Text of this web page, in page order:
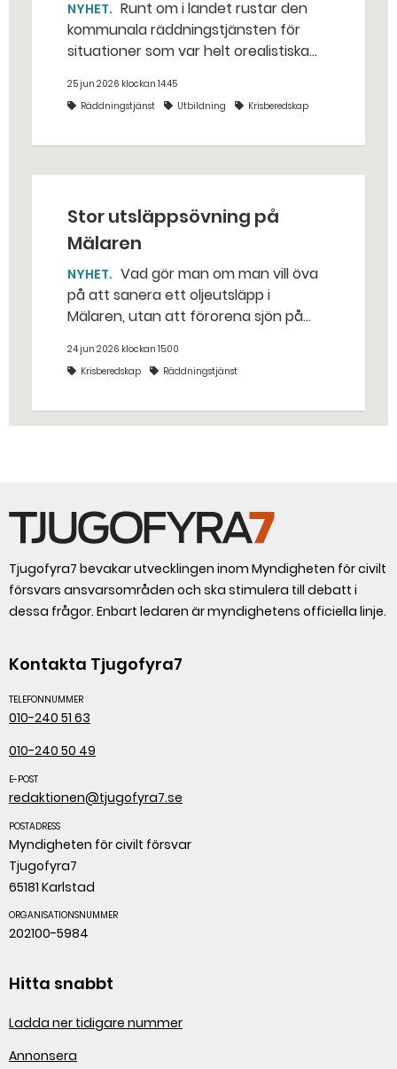
NYHET
kommunala räddningstjänsten för
situationer som var helt orealistiska
bakhåll, utspridda granater och hot
från livsfarliga drönare i det
25 jun 2026 klockan 14:45
Räddningstjänst
Utbildning Krisberedskap
Stor utsläppsövning på
Mälaren
NYHET
på att sanera ett oljeutsläpp i
Mälaren, utan att förorena sjön på
stället. Det gjorde räddningstjänsten i
Eskilstuna – tio kubikmeter närmare
24 jun 2026 klockan 15:00
Krisberedskap
Räddningstjänst
Tjugofyra7 bevakar utvecklingen inom Myndigheten för civilt
försvars ansvarsområden och ska stimulera till debatt i
dessa frågor. Enbart ledaren är myndighetens officiella linje.
Kontakta Tjugofyra7
TELEFONNUMMER
010-240 51 63
010-240 50 49
E-POST
redaktionen@tjugofyra7.se
POSTADRESS
Myndigheten för civilt försvar
Tjugofyra7
65181 Karlstad
ORGANISATIONSNUMMER
202100-5984
Hitta snabbt
Ladda ner tidigare nummer
Annonsera